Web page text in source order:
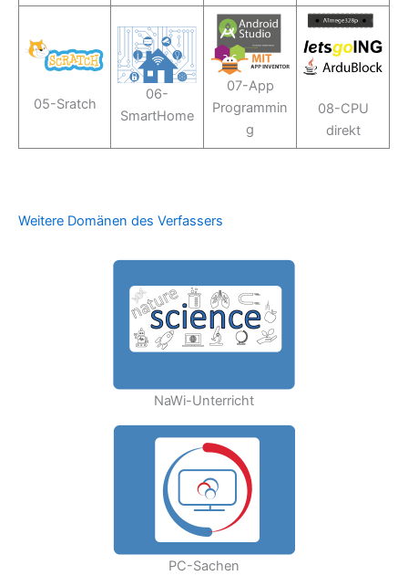
05-Sratch
06-
SmartHome
07-App
Programmin
g
08-CPU
direkt
Weitere Domänen des Verfassers
NaWi-Unterricht
PC-Sachen